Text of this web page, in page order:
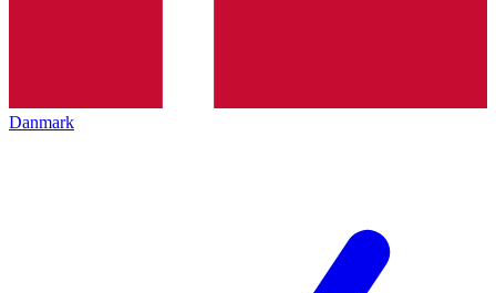
Danmark